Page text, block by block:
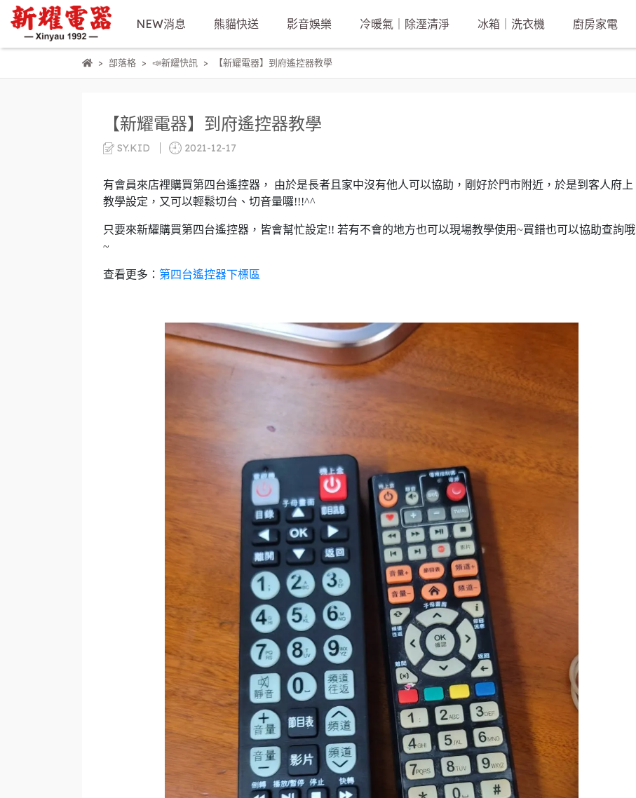
NEW消息 熊貓快送 影音娛樂 冷暖氣｜除溼清淨 冰箱｜洗衣機 廚房家電
部落格 📣新耀快訊 【新耀電器】到府遙控器教學
【新耀電器】到府遙控器教學
SY.KID 2021-12-17
有會員來店裡購買第四台遙控器， 由於是長者且家中沒有他人可以協助，剛好於門市附近，於是到客人府上
教學設定，又可以輕鬆切台、切音量囉!!!^^
只要來新耀購買第四台遙控器，皆會幫忙設定!! 若有不會的地方也可以現場教學使用~買錯也可以協助查詢哦
~
查看更多： 第四台遙控器下標區